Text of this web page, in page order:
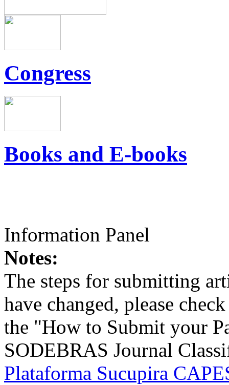
Congress
Books and E-books
Information Panel
Notes:
The steps for submitting
have changed, please
the "How to Submit your
SODEBRAS Journal
Plataforma Sucupira